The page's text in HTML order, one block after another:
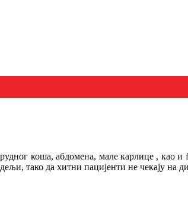
коша, абдомена, мале карлице , као
тако да хитни пацијенти не чекају на